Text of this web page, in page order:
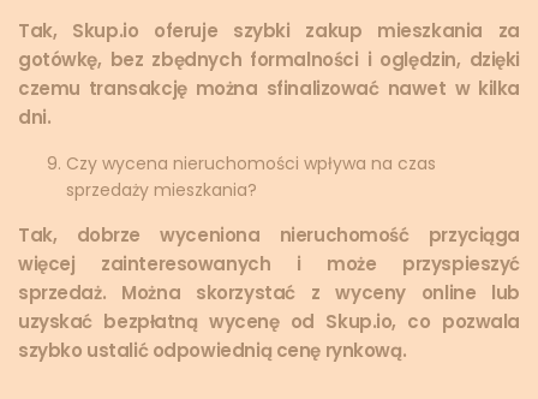
Tak, Skup.io oferuje szybki zakup mieszkania za
gotówkę, bez zbędnych formalności i oględzin, dzięki
czemu transakcję można sfinalizować nawet w kilka
dni.
Czy wycena nieruchomości wpływa na czas
sprzedaży mieszkania?
Tak, dobrze wyceniona nieruchomość przyciąga
więcej zainteresowanych i może przyspieszyć
sprzedaż. Można skorzystać z wyceny online lub
uzyskać bezpłatną wycenę od Skup.io, co pozwala
szybko ustalić odpowiednią cenę rynkową.